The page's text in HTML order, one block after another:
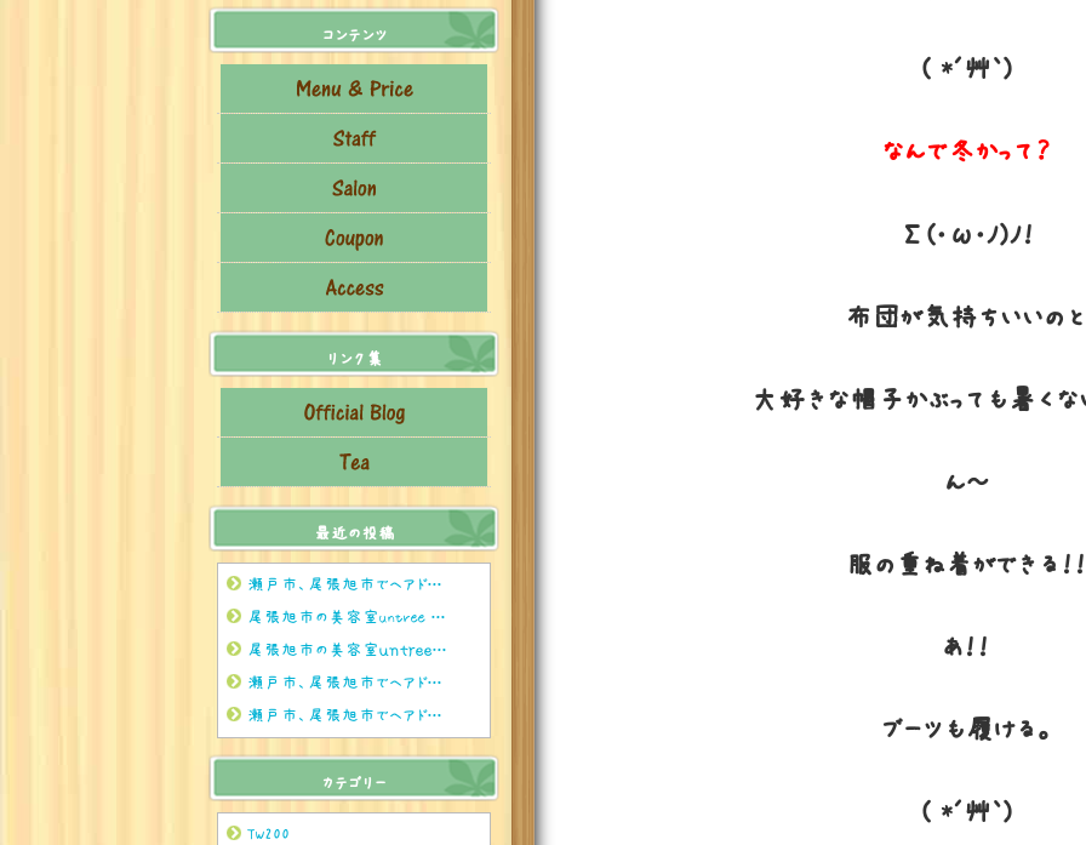
( *´艸｀)
なんで冬かって？
Σ(･ω･ﾉ)ﾉ！
布団が気持ちいいのと
大好きな帽子かぶっても暑くな
ん～
服の重ね着ができる！！
あ！！
ブーツも履ける。
( *´艸｀)
コンテンツ
リンク集
最近の投稿
瀬戸市、尾張旭市でヘアドネーションをされるならぜひuntreeまで
尾張旭市の美容室untree 8月のお茶🍵
尾張旭市の美容室ｕｎｔｒｅｅ 8月のお休みのお知らせ
瀬戸市、尾張旭市でヘアドネーションをされるならぜひuntreeまで
瀬戸市、尾張旭市でヘアドネーションをされるならぜひuntreeまで
カテゴリー
TW200